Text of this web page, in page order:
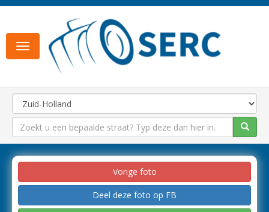
Toggle
navigation
Vorige foto
Deel deze foto op FB